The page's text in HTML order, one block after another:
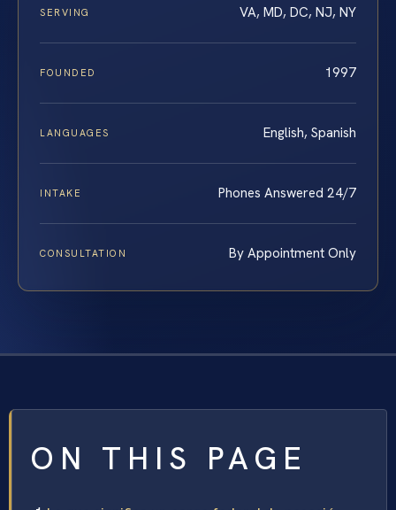
SERVING VA, MD, DC, NJ, NY
FOUNDED 1997
LANGUAGES English, Spanish
INTAKE Phones Answered 24/7
CONSULTATION By Appointment Only
ON THIS PAGE